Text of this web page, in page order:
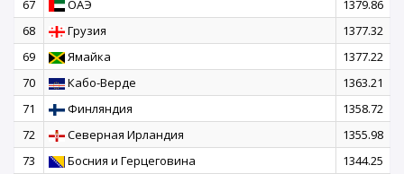
67 ОАЭ
1379.86
68
Грузия
1377.32
69
Ямайка
1377.22
70
Кабо-Верде
1363.21
71
Финляндия
1358.72
72
Северная Ирландия
1355.98
73
Босния и Герцеговина
1344.25